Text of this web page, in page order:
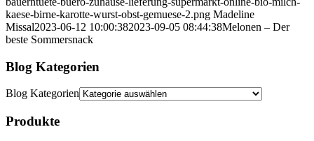
kaese-birne-karotte-wurst-obst-gemuese-2.png Madeline
Missal2023-06-12 10:00:382023-09-05 08:44:38Melonen – Der
beste Sommersnack
Blog Kategorien
Blog Kategorien
Produkte